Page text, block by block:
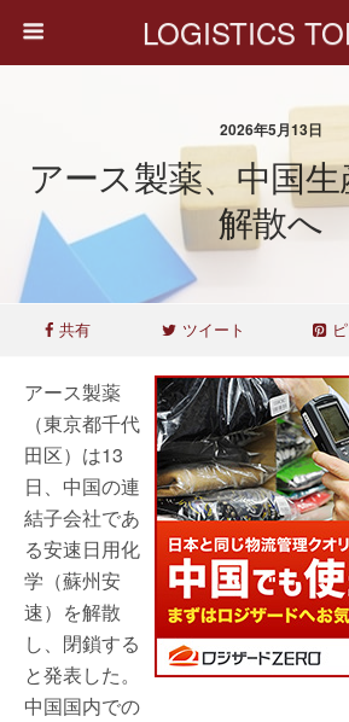
LOGISTICS
2026年5月13日
アース製薬、中国
解散へ
共有 ツイート
アース製薬
（東京都千代
田区）は13
日、中国の連
結子会社であ
る安速日用化
学（蘇州安
速）を解散
し、閉鎖する
と発表した。
中国国内での